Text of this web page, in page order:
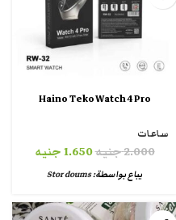
Haino Teko Watch 4 Pro
ساعات
2.000جنيه1.650جنيه
يباع بواسطة:Stor doums